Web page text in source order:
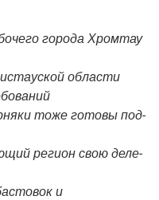
горо­да Хром­тау
обла­сти
тоже гото­вы под­
реги­он свою деле­
и